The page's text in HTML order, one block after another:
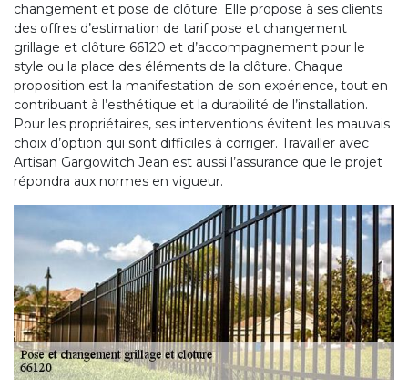
changement et pose de clôture. Elle propose à ses clients
des offres d’estimation de tarif pose et changement
grillage et clôture 66120 et d’accompagnement pour le
style ou la place des éléments de la clôture. Chaque
proposition est la manifestation de son expérience, tout en
contribuant à l’esthétique et la durabilité de l’installation.
Pour les propriétaires, ses interventions évitent les mauvais
choix d’option qui sont difficiles à corriger. Travailler avec
Artisan Gargowitch Jean est aussi l’assurance que le projet
répondra aux normes en vigueur.